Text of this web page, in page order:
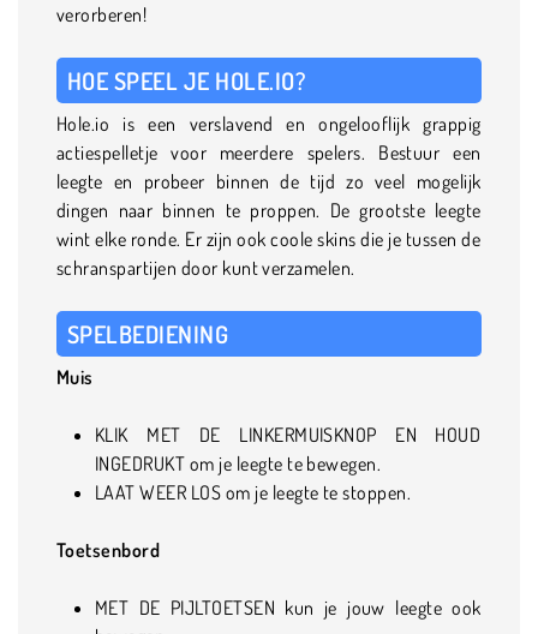
verorberen!
HOE SPEEL JE HOLE.IO?
Hole.io is een verslavend en ongelooflijk grappig
actiespelletje voor meerdere spelers. Bestuur een
leegte en probeer binnen de tijd zo veel mogelijk
dingen naar binnen te proppen. De grootste leegte
wint elke ronde. Er zijn ook coole skins die je tussen de
schranspartijen door kunt verzamelen.
SPELBEDIENING
Muis
KLIK MET DE LINKERMUISKNOP EN HOUD
INGEDRUKT om je leegte te bewegen.
LAAT WEER LOS om je leegte te stoppen.
Toetsenbord
MET DE PIJLTOETSEN kun je jouw leegte ook